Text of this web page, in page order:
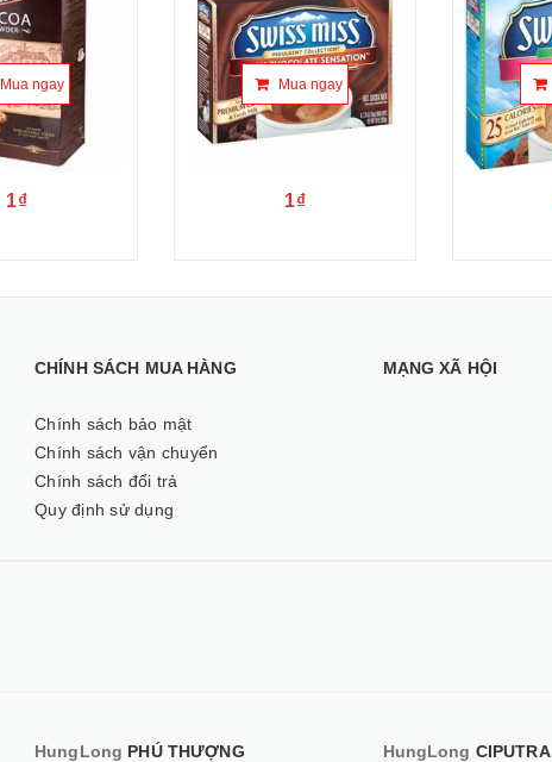
Mua ngay
1₫
Mua ngay
1₫
CHÍNH SÁCH MUA HÀNG
Chính sách bảo mật
Chính sách vận chuyển
Chính sách đổi trả
Quy định sử dụng
MẠNG XÃ HỘI
HungLong PHÚ THƯỢNG HungLong CIPUTRA